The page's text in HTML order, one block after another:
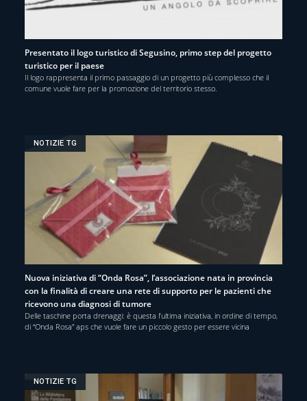
Presentato il logo turistico di Segusino, primo step del progetto
turistico per il paese
Il logo rappresenta il primo passaggio di un progetto più complesso che il
comune vuole fare per la promozione del territorio stesso.
NOTIZIE TG
Nuova iniziativa di “Onda Rosa”, l’associazione nata in provincia
con la finalità di creare una rete di supporto per le pazienti che
ricevono una diagnosi di tumore
Delle taschine porta drenaggi: è questa l’ultima iniziativa, in ordine di tempo,
di “Onda Rosa” aps che vuole fare un piccolo gesto per essere vicina
NOTIZIE TG